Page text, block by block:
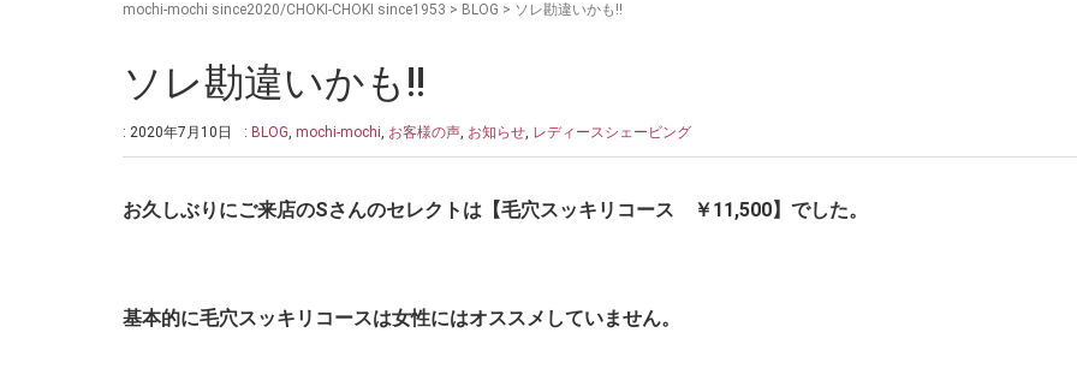
mochi-mochi since2020/CHOKI-CHOKI since1953 > BLOG > ソレ勘違いかも!!
ソレ勘違いかも!!
: 2020年7月10日 : BLOG, mochi-mochi, お客様の声, お知らせ, レディースシェービング
お久しぶりにご来店のSさんのセレクトは【毛穴スッキリコース ￥11,500】でした。
基本的に毛穴スッキリコースは女性にはオススメしていません。